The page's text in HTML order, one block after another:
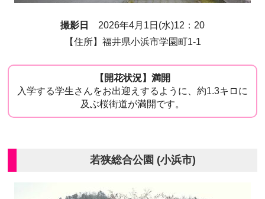
撮影日
2026年4月1日(水)12：20
【住所】福井県小浜市学園町1-1
【開花状況】満開
入学する学生さんをお出迎えするように、約1.3キロに
及ぶ桜街道が満開です。
若狭総合公園 (小浜市)